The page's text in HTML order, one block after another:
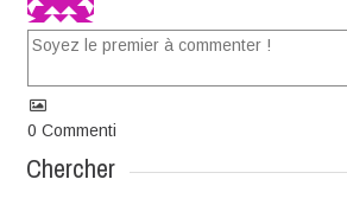
0 Commenti
Chercher